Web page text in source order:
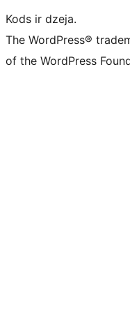
Kods ir dzeja.
The WordPress®
of the WordPress